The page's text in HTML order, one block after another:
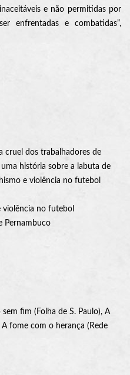
e não permitidas por
enfrentadas e combatidas”,
cruel dos trabalhadores de
história sobre a labuta de
e violência no futebol
violência no futebol
Pernambuco
fim (Folha de S. Paulo), A
fome com o herança (Rede